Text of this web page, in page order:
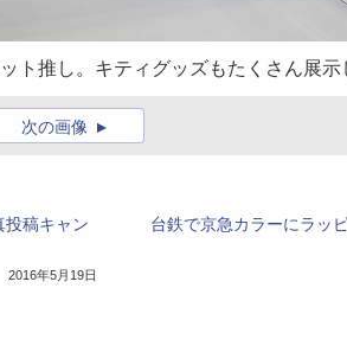
ト推し。キティグッズもたくさん展示
次の画像
稿キャン
2016年5月19日
台鉄で京急カラーにラッ